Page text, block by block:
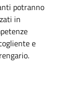
potranno
in
e